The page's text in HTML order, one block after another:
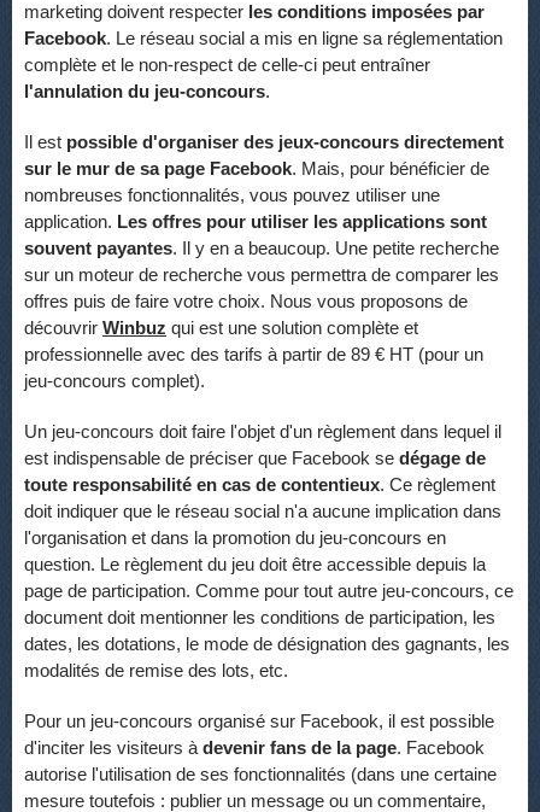
marketing doivent respecter les conditions imposées par
Facebook. Le réseau social a mis en ligne sa réglementation
complète et le non-respect de celle-ci peut entraîner
l'annulation du jeu-concours.
Il est possible d'organiser des jeux-concours directement
sur le mur de sa page Facebook. Mais, pour bénéficier de
nombreuses fonctionnalités, vous pouvez utiliser une
application. Les offres pour utiliser les applications sont
souvent payantes. Il y en a beaucoup. Une petite recherche
sur un moteur de recherche vous permettra de comparer les
offres puis de faire votre choix. Nous vous proposons de
découvrir Winbuz qui est une solution complète et
professionnelle avec des tarifs à partir de 89 € HT (pour un
jeu-concours complet).
Un jeu-concours doit faire l'objet d'un règlement dans lequel il
est indispensable de préciser que Facebook se dégage de
toute responsabilité en cas de contentieux. Ce règlement
doit indiquer que le réseau social n'a aucune implication dans
l'organisation et dans la promotion du jeu-concours en
question. Le règlement du jeu doit être accessible depuis la
page de participation. Comme pour tout autre jeu-concours, ce
document doit mentionner les conditions de participation, les
dates, les dotations, le mode de désignation des gagnants, les
modalités de remise des lots, etc.
Pour un jeu-concours organisé sur Facebook, il est possible
d'inciter les visiteurs à devenir fans de la page. Facebook
autorise l'utilisation de ses fonctionnalités (dans une certaine
mesure toutefois : publier un message ou un commentaire,